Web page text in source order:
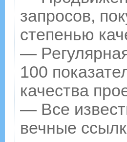
запросов,
степенью
—
100
качества
— Все
вечные